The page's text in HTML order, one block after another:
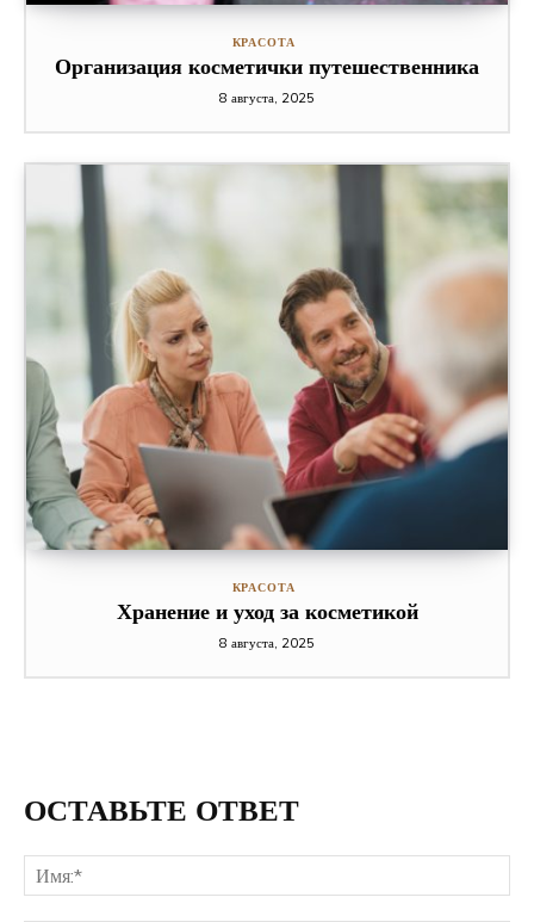
КРАСОТА
Организация косметички путешественника
8 августа, 2025
КРАСОТА
Хранение и уход за косметикой
8 августа, 2025
ОСТАВЬТЕ ОТВЕТ